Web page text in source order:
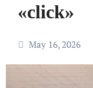
«click»
May 16, 2026